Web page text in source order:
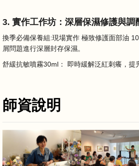
3. 實作工作坊：深層保濕修護與調
換季必備保養組:現場實作 極致修護面部油
屑問題進行深層封存保濕。
舒緩抗敏噴霧30ml： 即時緩解泛紅刺癢，提
師資說明